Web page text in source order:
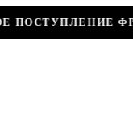
СКИДКИ ДО